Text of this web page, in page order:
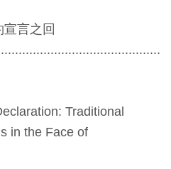
言之回
Traditional
in the Face of